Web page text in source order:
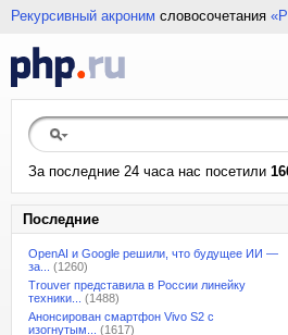
Рекурсивный акроним словосочетания
За последние 24 часа нас посетили
Последние
OpenAI и Google решили, что будущее ИИ —
за...
(1260)
Trouver представила в России линейку
техники...
(1488)
Анонсирован смартфон Vivo S2 с
изогнутым...
(1617)